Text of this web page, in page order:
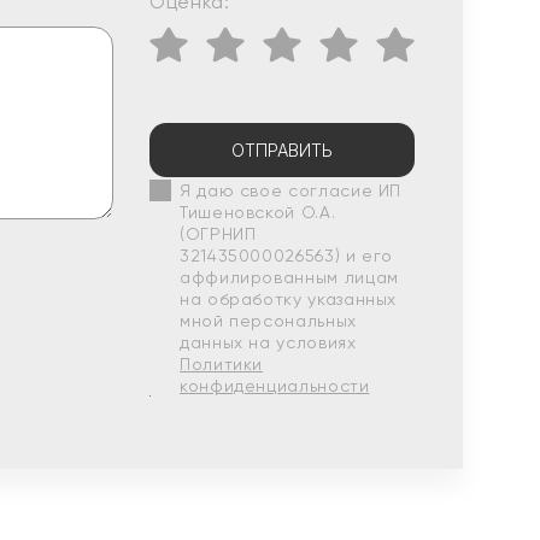
ОТПРАВИТЬ
Я даю свое согласие ИП
Тишеновской О.А.
(ОГРНИП
321435000026563) и его
аффилированным лицам
на обработку указанных
мной персональных
данных на условиях
Политики
конфиденциальности